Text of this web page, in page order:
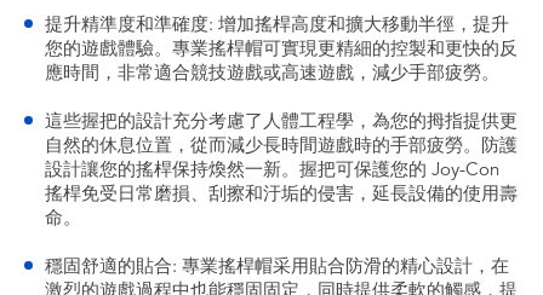
提升精準度和準確度: 增加搖桿高度和擴大移動半徑，提升
您的遊戲體驗。專業搖桿帽可實現更精細的控製和更快的反
應時間，非常適合競技遊戲或高速遊戲，減少手部疲勞。
這些握把的設計充分考慮了人體工程學，為您的拇指提供更
自然的休息位置，從而減少長時間遊戲時的手部疲勞。防護
設計讓您的搖桿保持煥然一新。握把可保護您的 Joy-Con
搖桿免受日常磨損、刮擦和汙垢的侵害，延長設備的使用壽
命。
穩固舒適的貼合: 專業搖桿帽采用貼合防滑的精心設計，在
激烈的遊戲過程中也能穩固固定，同時提供柔軟的觸感，提